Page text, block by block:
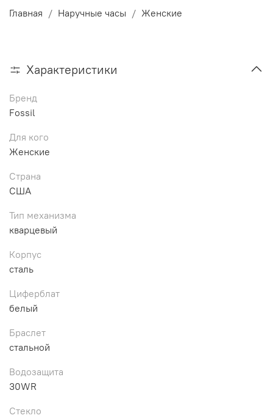
Главная Наручные часы Женские
Характеристики
Бренд
Fossil
Для кого
Женские
Страна
США
Тип механизма
кварцевый
Корпус
сталь
Циферблат
белый
Браслет
стальной
Водозащита
30WR
Стекло